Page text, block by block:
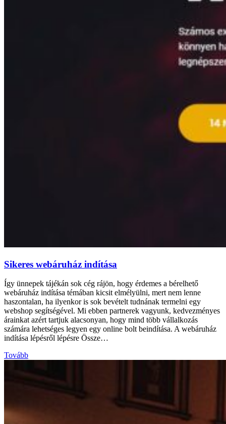
Sikeres webáruház indítása
Így ünnepek tájékán sok cég rájön, hogy érdemes a bérelhető
webáruház indítása témában kicsit elmélyülni, mert nem lenne
haszontalan, ha ilyenkor is sok bevételt tudnának termelni egy
webshop segítségével. Mi ebben partnerek vagyunk, kedvezményes
árainkat azért tartjuk alacsonyan, hogy mind több vállalkozás
számára lehetséges legyen egy online bolt beindítása. A webáruház
indítása lépésről lépésre Össze…
Tovább